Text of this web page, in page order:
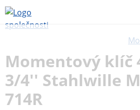
Momentový klíč
3/4'' Stahlwille
714R